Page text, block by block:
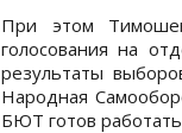
При этом
голосования на
результаты
Народная
БЮТ готов